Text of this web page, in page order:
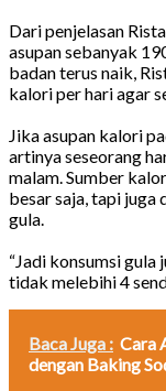
Dari penjelasan
asupan sebanyak
badan terus naik,
kalori per hari agar
Jika asupan kalori
artinya seseorang
malam. Sumber
besar saja, tapi juga
gula.
“Jadi konsumsi
tidak melebihi 4
Baca Juga : Cara
dengan Baking